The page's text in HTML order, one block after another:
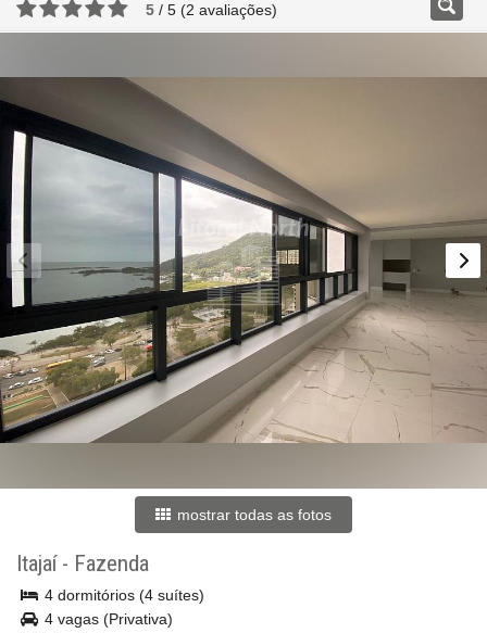
5 / 5 (2 avaliações)
mostrar todas as fotos
Itajaí- Fazenda
4 dormitórios (4 suítes)
4 vagas (Privativa)